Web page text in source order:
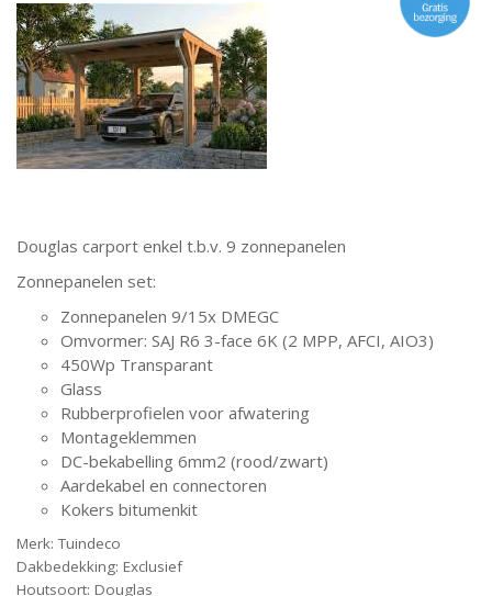
Douglas carport enkel t.b.v. 9 zonnepanelen
Zonnepanelen set:
Zonnepanelen 9/15x DMEGC
Omvormer: SAJ R6 3-face 6K (2 MPP, AFCI, AIO3)
450Wp Transparant
Glass
Rubberprofielen voor afwatering
Montageklemmen
DC-bekabelling 6mm2 (rood/zwart)
Aardekabel en connectoren
Kokers bitumenkit
Merk: Tuindeco
Dakbedekking: Exclusief
Houtsoort: Douglas